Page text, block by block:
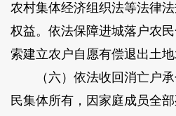
农村集体经济组织法等法律
权益。依法保障进城落户农
索建立农户自愿有偿退出土地
（六）依法收回消亡户承
民集体所有，因家庭成员全